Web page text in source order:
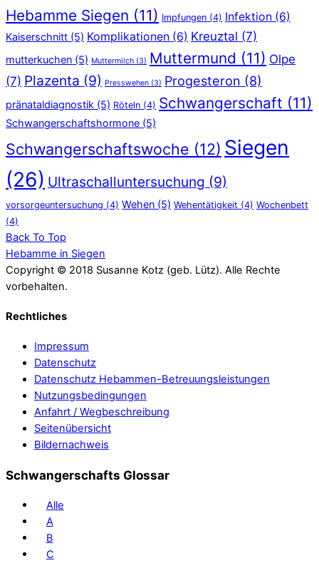
Hebamme Siegen (11) Impfungen (4) Infektion (6)
Kaiserschnitt (5) Komplikationen (6) Kreuztal (7)
mutterkuchen (5) Muttermilch (3) Muttermund (11) Olpe
(7) Plazenta (9) Presswehen (3) Progesteron (8)
pränataldiagnostik (5) Röteln (4) Schwangerschaft (11)
Schwangerschaftshormone (5)
Schwangerschaftswoche (12) Siegen
(26) Ultraschalluntersuchung (9)
vorsorgeuntersuchung (4) Wehen (5) Wehentätigkeit (4) Wochenbett
(4)
Back To Top
Hebamme in Siegen
Copyright © 2018 Susanne Kotz (geb. Lütz). Alle Rechte
vorbehalten.
Rechtliches
Impressum
Datenschutz
Datenschutz Hebammen-Betreuungsleistungen
Nutzungsbedingungen
Anfahrt / Wegbeschreibung
Seitenübersicht
Bildernachweis
Schwangerschafts Glossar
Alle
A
B
C